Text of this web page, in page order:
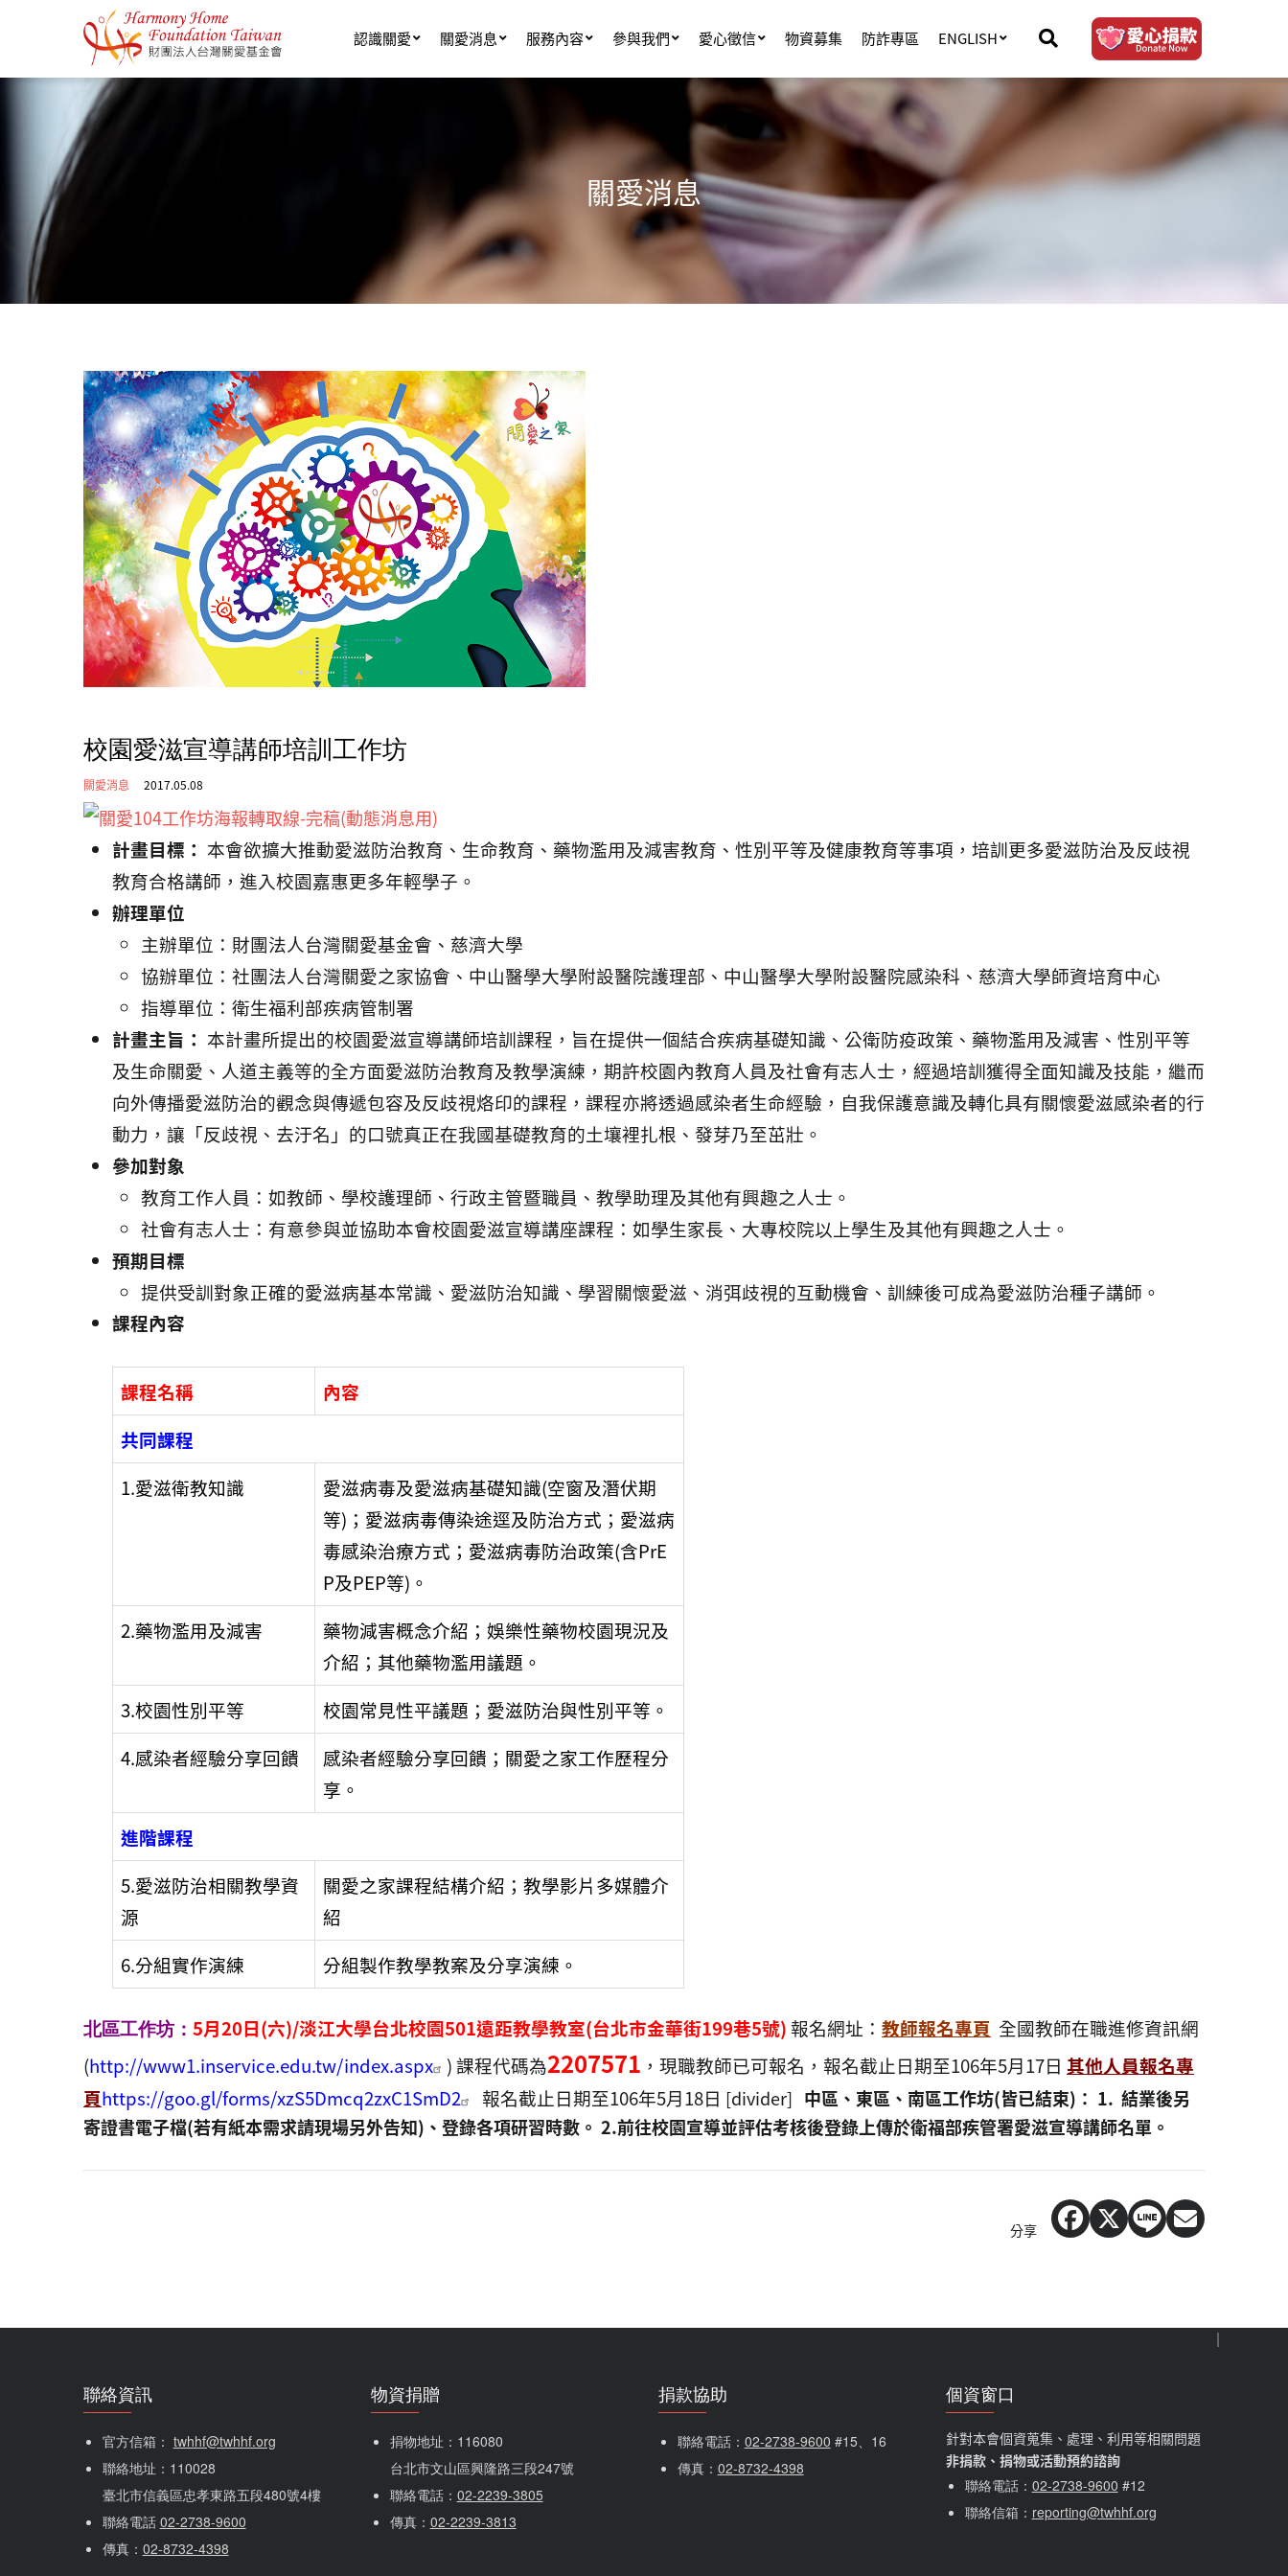
認識關愛 關愛消息 服務內容 參與我們 愛心徵信 物資募集 防詐專區 ENGLISH
關愛消息
校園愛滋宣導講師培訓工作坊
關愛消息 2017.05.08
計畫目標： 本會欲擴大推動愛滋防治教育、生命教育、藥物濫用及減害教育、性別平等及健康教育等事項，培訓更多愛滋防治及反歧視
教育合格講師，進入校園嘉惠更多年輕學子。
辦理單位
主辦單位：財團法人台灣關愛基金會、慈濟大學
協辦單位：社團法人台灣關愛之家協會、中山醫學大學附設醫院護理部、中山醫學大學附設醫院感染科、慈濟大學師資培育中心
指導單位：衛生福利部疾病管制署
計畫主旨： 本計畫所提出的校園愛滋宣導講師培訓課程，旨在提供一個結合疾病基礎知識、公衛防疫政策、藥物濫用及減害、性別平等
及生命關愛、人道主義等的全方面愛滋防治教育及教學演練，期許校園內教育人員及社會有志人士，經過培訓獲得全面知識及技能，繼而
向外傳播愛滋防治的觀念與傳遞包容及反歧視烙印的課程，課程亦將透過感染者生命經驗，自我保護意識及轉化具有關懷愛滋感染者的行
動力，讓「反歧視、去汙名」的口號真正在我國基礎教育的土壤裡扎根、發芽乃至茁壯。
參加對象
教育工作人員：如教師、學校護理師、行政主管暨職員、教學助理及其他有興趣之人士。
社會有志人士：有意參與並協助本會校園愛滋宣導講座課程：如學生家長、大專校院以上學生及其他有興趣之人士。
預期目標
提供受訓對象正確的愛滋病基本常識、愛滋防治知識、學習關懷愛滋、消弭歧視的互動機會、訓練後可成為愛滋防治種子講師。
課程內容
課程名稱
內容
共同課程
1.愛滋衛教知識
愛滋病毒及愛滋病基礎知識(空窗及潛伏期
等)；愛滋病毒傳染途逕及防治方式；愛滋病
毒感染治療方式；愛滋病毒防治政策(含PrE
P及PEP等)。
2.藥物濫用及減害
藥物減害概念介紹；娛樂性藥物校園現況及
介紹；其他藥物濫用議題。
3.校園性別平等
校園常見性平議題；愛滋防治與性別平等。
4.感染者經驗分享回饋
感染者經驗分享回饋；關愛之家工作歷程分
享。
進階課程
5.愛滋防治相關教學資
源
關愛之家課程結構介紹；教學影片多媒體介
紹
6.分組實作演練
分組製作教學教案及分享演練。
北區工作坊： 5月20日(六)/淡江大學台北校園501遠距教學教室(台北市金華街199巷5號)報名網址： 教師報名專頁 全國教師在職進修資訊網
(http://www1.inservice.edu.tw/index.aspx )課程代碼為2207571 ，現職教師已可報名，報名截止日期至106年5月17日 其他人員報名專
頁https://goo.gl/forms/xzS5Dmcq2zxC1SmD2 報名截止日期至106年5月18日 [divider] 中區、東區、南區工作坊(皆已結束)： 1. 結業後另
寄證書電子檔(若有紙本需求請現場另外告知)、登錄各項研習時數。 2.前往校園宣導並評估考核後登錄上傳於衛福部疾管署愛滋宣導講師名單。
分享
聯絡資訊
官方信箱： twhhf@twhhf.org
聯絡地址：110028
臺北市信義區忠孝東路五段480號4樓
聯絡電話 02-2738-9600
傳真： 02-8732-4398
物資捐贈
捐物地址：116080
台北市文山區興隆路三段247號
聯絡電話： 02-2239-3805
傳真： 02-2239-3813
捐款協助
聯絡電話： 02-2738-9600 #15、16
傳真： 02-8732-4398
個資窗口
針對本會個資蒐集、處理、利用等相關問題
非捐款、捐物或活動預約諮詢
聯絡電話： 02-2738-9600 #12
聯絡信箱： reporting@twhhf.org